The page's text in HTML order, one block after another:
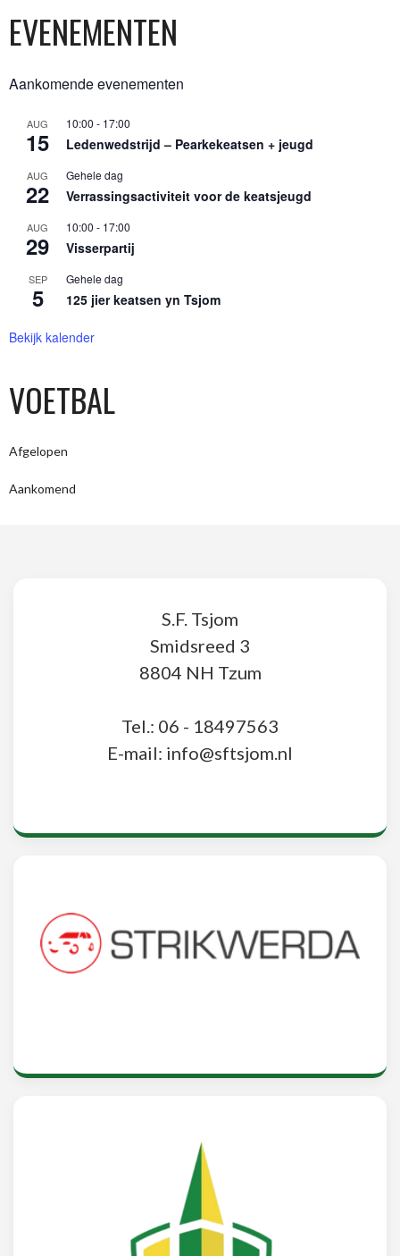
EVENEMENTEN
Aankomende evenementen
AUG
15
10:00 - 17:00
Ledenwedstrijd – Pearkekeatsen + jeugd
AUG
22
Gehele dag
Verrassingsactiviteit voor de keatsjeugd
AUG
29
10:00 - 17:00
Visserpartij
SEP
5
Gehele dag
125 jier keatsen yn Tsjom
Bekijk kalender
VOETBAL
Afgelopen
Aankomend
S.F. Tsjom
Smidsreed 3
8804 NH Tzum
Tel.: 06 - 18497563
E-mail: info@sftsjom.nl